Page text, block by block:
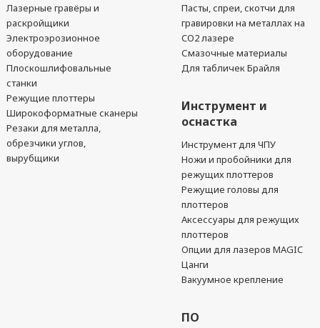
Лазерные гравёры и
раскройщики
Электроэрозионное
оборудование
Плоскошлифовальные
станки
Режущие плоттеры
Широкоформатные сканеры
Резаки для металла,
обрезчики углов,
вырубщики
Пасты, спреи, скотчи для
гравировки на металлах на
CO2 лазере
Смазочные материалы
Для табличек Брайля
Инструмент и
оснастка
Инструмент для ЧПУ
Ножи и пробойники для
режущих плоттеров
Режущие головы для
плоттеров
Аксессуары для режущих
плоттеров
Опции для лазеров MAGIC
Цанги
Вакуумное крепление
ПО